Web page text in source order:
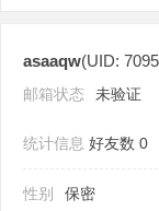
asaaqw(UID:
邮箱状态 未验证
统计信息 好友数 0
性别 保密